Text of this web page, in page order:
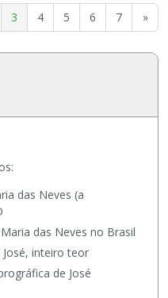
3 4 5 6 7 »
das Neves (a
das Neves no Brasil
inteiro teor
de José